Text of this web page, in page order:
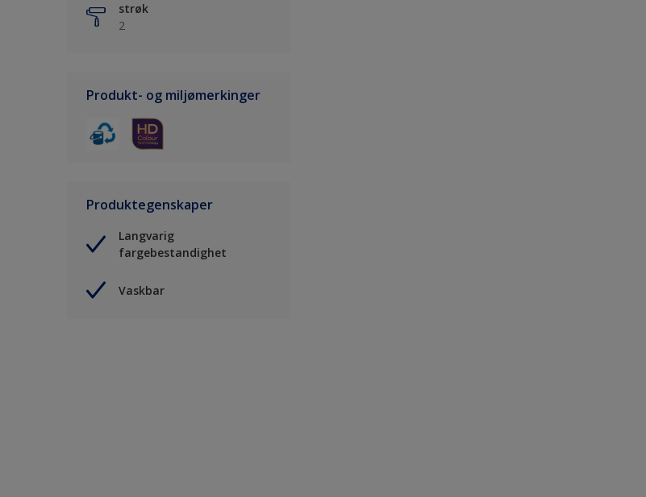
strøk
2
Produkt- og miljømerkinger
Produktegenskaper
Langvarig
fargebestandighet
Vaskbar